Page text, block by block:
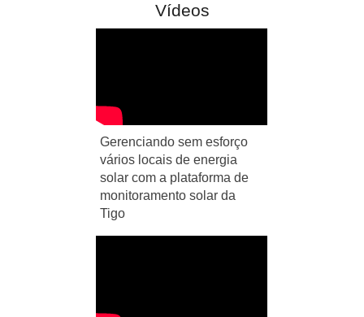
Vídeos
Gerenciando sem esforço
vários locais de energia
solar com a plataforma de
monitoramento solar da
Tigo